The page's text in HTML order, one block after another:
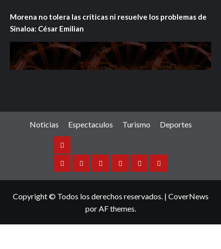
Morena no tolera las críticas ni resuelve los problemas de
Sinaloa: César Emilian
Noticias Espectaculos Turismo Deportes
Noticias
SinaloaNacionalInternacionalEspectaculos
TurismoDeportes
Copyright © Todos los derechos reservados. | CoverNews
por AF themes.